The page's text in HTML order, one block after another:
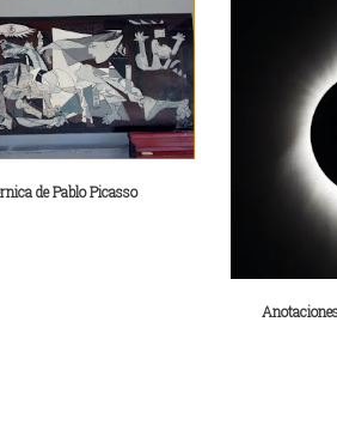
de Pablo Picasso